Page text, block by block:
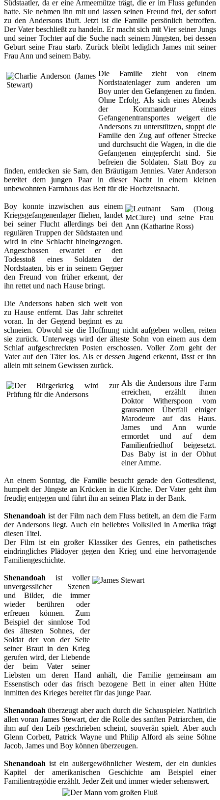
Südstaatler, da er eine Armeemütze trägt, die er im Fluss gefunden
hatte. Sie nehmen ihn mit und lassen seinen Freund frei, der sofort
zu den Andersons läuft. Jetzt ist die Familie persönlich betroffen.
Der Vater beschließt zu handeln. Er macht sich mit Vier seiner Jungs
und seiner Tochter auf die Suche nach seinem Jüngsten, bei dessen
Geburt seine Frau starb. Zurück bleibt lediglich James mit seiner
Frau Ann und seinem Baby.
Die Familie zieht von einem
Nordstaatenlager zum anderen um
Boy unter den Gefangenen zu finden.
Ohne Erfolg. Als sich eines Abends
der Kommandeur eines
Gefangenentransportes weigert die
Andersons zu unterstützen, stoppt die
Familie den Zug auf offener Strecke
und durchsucht die Wagen, in die die
Gefangenen eingepfercht sind. Sie
befreien die Soldaten. Statt Boy zu
finden, entdecken sie Sam, den Bräutigam Jennies. Vater Anderson
bereitet dem jungen Paar in dieser Nacht in einem kleinen
unbewohnten Farmhaus das Bett für die Hochzeitsnacht.
Boy konnte inzwischen aus einem
Kriegsgefangenenlager fliehen, landet
bei seiner Flucht allerdings bei den
regulären Truppen der Südstaaten und
wird in eine Schlacht hineingezogen.
Angeschossen erwartet er den
Todesstoß eines Soldaten der
Nordstaaten, bis er in seinem Gegner
den Freund von früher erkennt, der
ihn rettet und nach Hause bringt.
Die Andersons haben sich weit von
zu Hause entfernt. Das Jahr schreitet
voran. In der Gegend beginnt es zu
schneien. Obwohl sie die Hoffnung nicht aufgeben wollen, reiten
sie zurück. Unterwegs wird der älteste Sohn von einem aus dem
Schlaf aufgeschreckten Posten erschossen. Voller Zorn geht der
Vater auf den Täter los. Als er dessen Jugend erkennt, lässt er ihn
allein mit seinem Gewissen zurück.
Als die Andersons ihre Farm
erreichen, erzählt ihnen
Doktor Witherspoon vom
grausamen Überfall einiger
Marodeure auf das Haus.
James und Ann wurde
ermordet und auf dem
Familienfriedhof beigesetzt.
Das Baby ist in der Obhut
einer Amme.
An einem Sonntag, die Familie besucht gerade den Gottesdienst,
humpelt der Jüngste an Krücken in die Kirche. Der Vater geht ihm
freudig entgegen und führt ihn an seinen Platz in der Bank.
Shenandoah ist der Film nach dem Fluss betitelt, an dem die Farm
der Andersons liegt. Auch ein beliebtes Volkslied in Amerika trägt
diesen Titel.
Der Film ist ein großer Klassiker des Genres, ein pathetisches
eindringliches Plädoyer gegen den Krieg und eine hervorragende
Familiengeschichte.
Shenandoah ist voller
unvergesslicher Szenen
und Bilder, die immer
wieder berühren oder
erfreuen können. Zum
Beispiel der sinnlose Tod
des ältesten Sohnes, der
Soldat der von der Seite
seiner Braut in den Krieg
gerufen wird, der Liebende
der beim Vater seiner
Liebsten um deren Hand anhält, die Familie gemeinsam am
Essenstisch oder das frisch bezogene Bett in einer alten Hütte
inmitten des Krieges bereitet für das junge Paar.
Shenandoah überzeugt aber auch durch die Schauspieler. Natürlich
allen voran James Stewart, der die Rolle des sanften Patriarchen, die
ihm auf den Leib geschrieben scheint, souverän spielt. Aber auch
Glenn Corbett, Patrick Wayne und Philip Alford als seine Söhne
Jacob, James und Boy können überzeugen.
Shenandoah ist ein außergewöhnlicher Western, der ein dunkles
Kapitel der amerikanischen Geschichte am Beispiel einer
Familientragödie erzählt. Jeder Zeit und immer wieder sehenswert.